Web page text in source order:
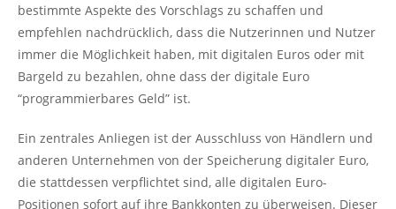
bestimmte Aspekte des Vorschlags zu schaffen und
empfehlen nachdrücklich, dass die Nutzerinnen und Nutzer
immer die Möglichkeit haben, mit digitalen Euros oder mit
Bargeld zu bezahlen, ohne dass der digitale Euro
“programmierbares Geld” ist.
Ein zentrales Anliegen ist der Ausschluss von Händlern und
anderen Unternehmen von der Speicherung digitaler Euro,
die stattdessen verpflichtet sind, alle digitalen Euro-
Positionen sofort auf ihre Bankkonten zu überweisen. Dieser